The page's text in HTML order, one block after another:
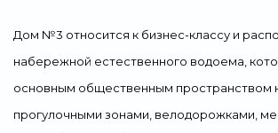
Дом №3 относится к бизнес-классу и
набережной естественного водоема,
основным общественным пространством
прогулочными зонами, велодорожками,